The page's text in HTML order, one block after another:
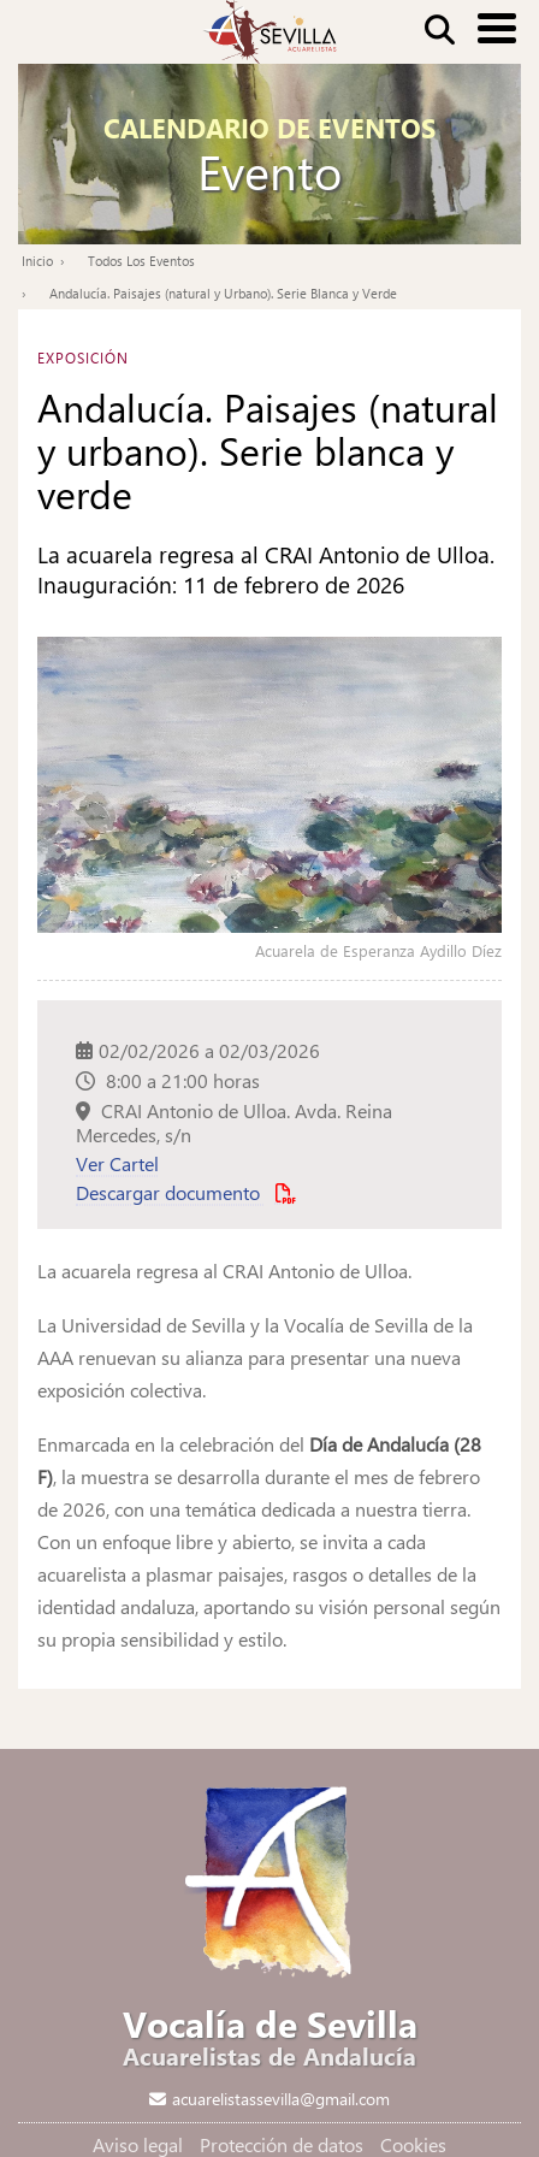
contenido
principal
Buscar
CALENDARIO DE EVENTOS
Evento
Ruta
de
Inicio
Todos Los Eventos
Andalucía. Paisajes (natural y Urbano). Serie Blanca y Verde
EXPOSICIÓN
Andalucía. Paisajes (natural
y urbano). Serie blanca y
verde
La acuarela regresa al CRAI Antonio de Ulloa.
Inauguración: 11 de febrero de 2026
Acuarela de Esperanza Aydillo Díez
02/02/2026 a 02/03/2026
8:00 a 21:00 horas
CRAI Antonio de Ulloa. Avda. Reina
Mercedes, s/n
Ver Cartel
Descargar documento
La acuarela regresa al CRAI Antonio de Ulloa.
La Universidad de Sevilla y la Vocalía de Sevilla de la
AAA renuevan su alianza para presentar una nueva
exposición colectiva.
Enmarcada en la celebración del Día de Andalucía (28
F), la muestra se desarrolla durante el mes de febrero
de 2026, con una temática dedicada a nuestra tierra.
Con un enfoque libre y abierto, se invita a cada
acuarelista a plasmar paisajes, rasgos o detalles de la
identidad andaluza, aportando su visión personal según
su propia sensibilidad y estilo.
Vocalía de Sevilla
Acuarelistas de Andalucía
acuarelistassevilla@gmail.com
Aviso legal Protección de datos Cookies